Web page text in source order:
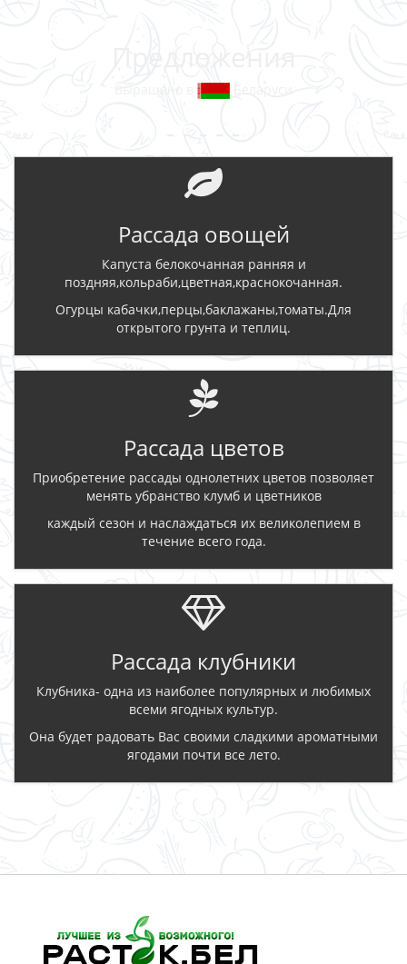
Рассада овощей
Капуста белокочанная ранняя и
поздняя,кольраби,цветная,краснокочанная.
Огурцы кабачки,перцы,баклажаны,томаты.Для
открытого грунта и теплиц.
Рассада цветов
Приобретение рассады однолетних цветов позволяет
менять убранство клумб и цветников
каждый сезон и наслаждаться их великолепием в
течение всего года.
Рассада клубники
Клубника- одна из наиболее популярных и любимых
всеми ягодных культур.
Она будет радовать Вас своими сладкими ароматными
ягодами почти все лето.